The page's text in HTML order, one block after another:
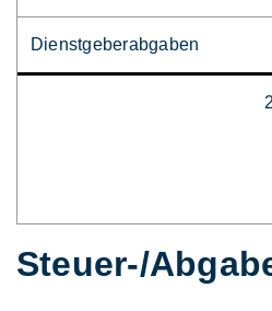
Dienstgeberabgaben
Steuer-/